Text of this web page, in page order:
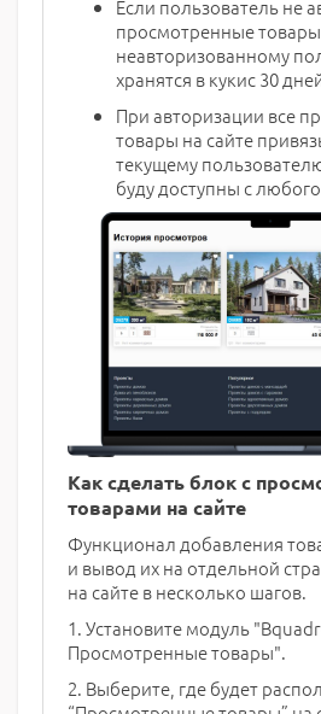
Если пользователь не
просмотренные
неавторизованному
хранятся в кукис 30
При авторизации все
товары на сайте
текущему
буду доступны с
Как сделать блок с
товарами на сайте
Функционал добавления
и вывод их на отдельной
на сайте в несколько шагов.
1. Установите модуль
Просмотренные товары".
2. Выберите, где будет